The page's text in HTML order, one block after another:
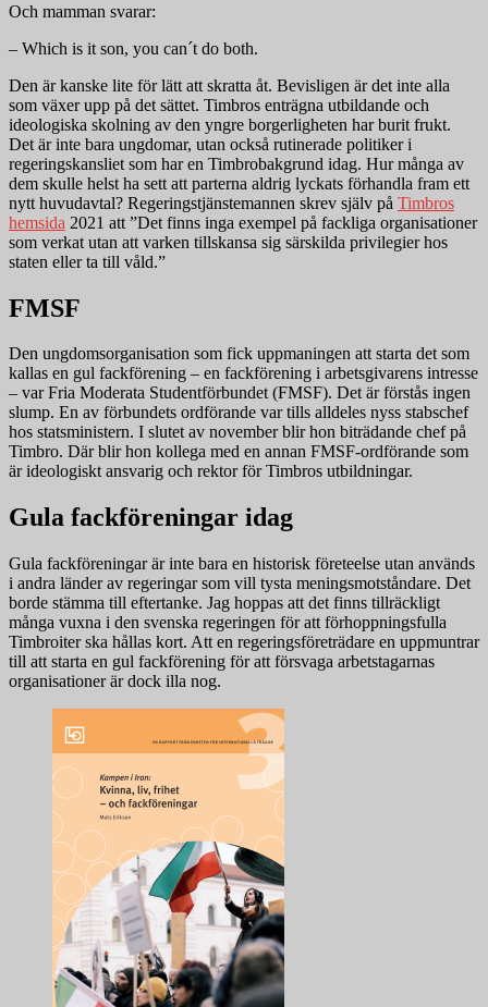
Och mamman svarar:
– Which is it son, you can´t do both.
Den är kanske lite för lätt att skratta åt. Bevisligen är det inte alla
som växer upp på det sättet. Timbros enträgna utbildande och
ideologiska skolning av den yngre borgerligheten har burit frukt.
Det är inte bara ungdomar, utan också rutinerade politiker i
regeringskansliet som har en Timbrobakgrund idag. Hur många av
dem skulle helst ha sett att parterna aldrig lyckats förhandla fram ett
nytt huvudavtal? Regeringstjänstemannen skrev själv på Timbros
hemsida 2021 att ”Det finns inga exempel på fackliga organisationer
som verkat utan att varken tillskansa sig särskilda privilegier hos
staten eller ta till våld.”
FMSF
Den ungdomsorganisation som fick uppmaningen att starta det som
kallas en gul fackförening – en fackförening i arbetsgivarens intresse
– var Fria Moderata Studentförbundet (FMSF). Det är förstås ingen
slump. En av förbundets ordförande var tills alldeles nyss stabschef
hos statsministern. I slutet av november blir hon biträdande chef på
Timbro. Där blir hon kollega med en annan FMSF-ordförande som
är ideologiskt ansvarig och rektor för Timbros utbildningar.
Gula fackföreningar idag
Gula fackföreningar är inte bara en historisk företeelse utan används
i andra länder av regeringar som vill tysta meningsmotståndare. Det
borde stämma till eftertanke. Jag hoppas att det finns tillräckligt
många vuxna i den svenska regeringen för att förhoppningsfulla
Timbroiter ska hållas kort. Att en regeringsföreträdare en uppmuntrar
till att starta en gul fackförening för att försvaga arbetstagarnas
organisationer är dock illa nog.